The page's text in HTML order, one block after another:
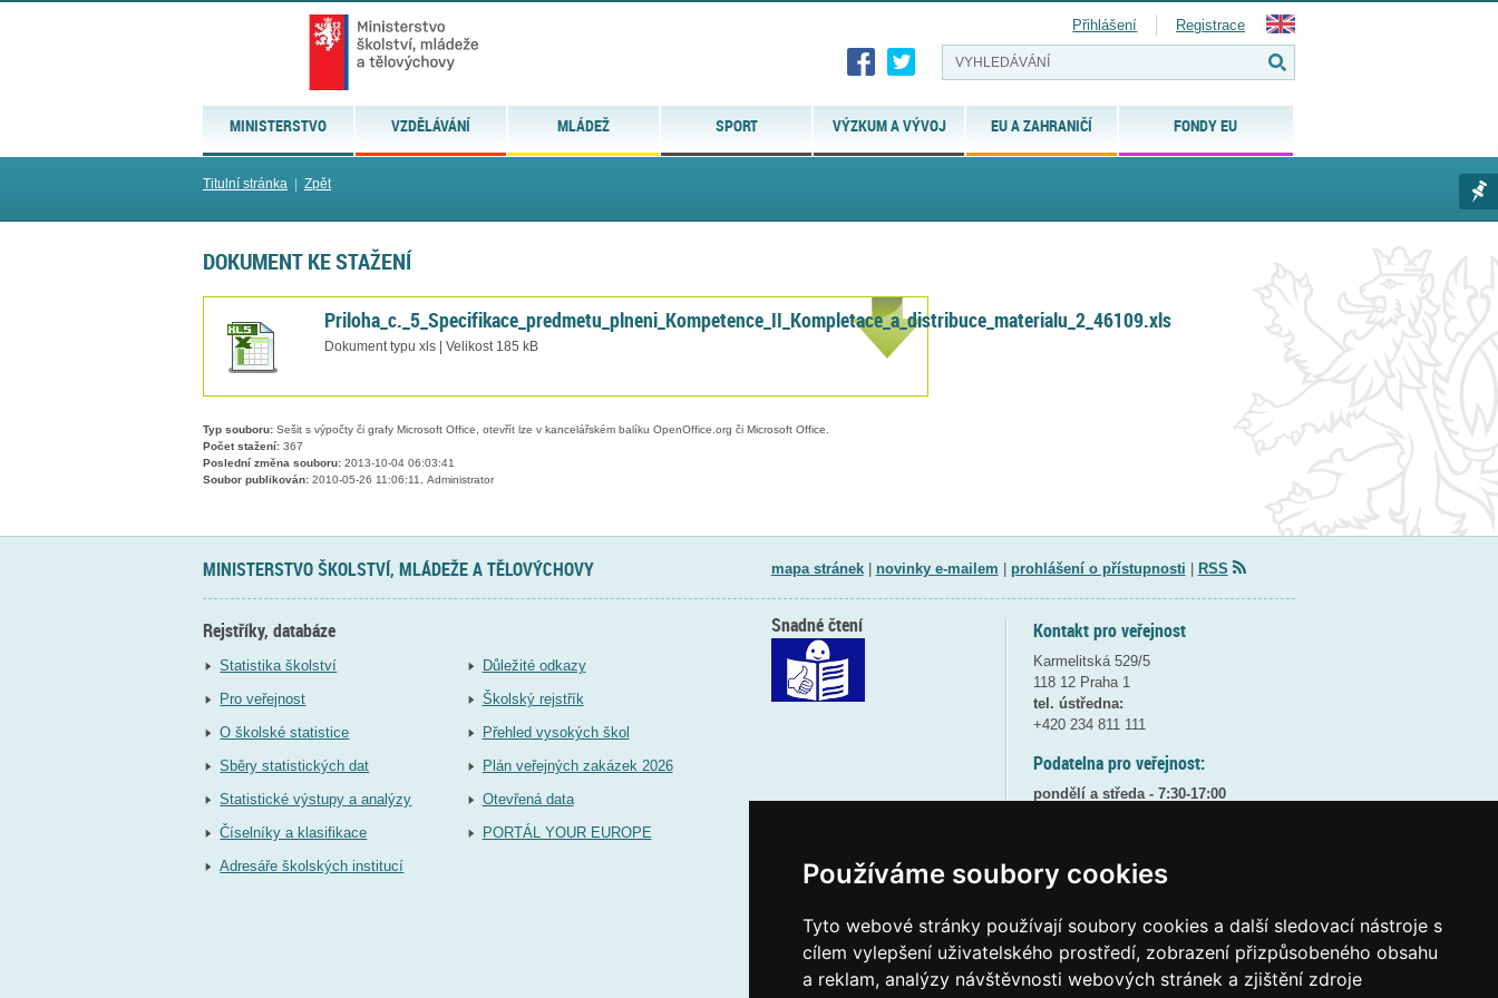
Používáme soubory cookies
Tyto webové stránky používají soubory cookies a další sledovací nástroje s
cílem vylepšení uživatelského prostředí, zobrazení přizpůsobeného obsahu
a reklam, analýzy návštěvnosti webových stránek a zjištění zdroje
MINISTERSTVO VZDĚLÁVÁNÍ MLÁDEŽ SPORT VÝZKUM A VÝVOJ EU A ZAHRANIČÍ FONDY EU
Přihlášení Registrace
Titulní stránka Zpět
DOKUMENT KE STAŽENÍ
Priloha_c._5_Specifikace_predmetu_plneni_Kompetence_II_Kompletace_a_distribuce_materialu_2_46109.xls
Dokument typu xls | Velikost 185 kB
Typ souboru: Sešit s výpočty či grafy Microsoft Office, otevřít lze v kancelářském balíku OpenOffice.org či Microsoft Office.
Počet stažení: 367
Poslední změna souboru: 2013-10-04 06:03:41
Soubor publikován: 2010-05-26 11:06:11, Administrator
MINISTERSTVO ŠKOLSTVÍ, MLÁDEŽE A TĚLOVÝCHOVY mapa stránek| novinky e-mailem prohlášení o přístupnosti RSS
Rejstříky, databáze
Statistika školství
Pro veřejnost
O školské statistice
Sběry statistických dat
Statistické výstupy a analýzy
Číselníky a klasifikace
Adresáře školských institucí
Důležité odkazy
Školský rejstřík
Přehled vysokých škol
Plán veřejných zakázek 2026
Otevřená data
PORTÁL YOUR EUROPE
Kontakt pro veřejnost
Karmelitská 529/5
118 12 Praha 1
tel. ústředna:
+420 234 811 111
Podatelna pro veřejnost:
pondělí a středa - 7:30-17:00
8:30 - 9:30 - bezpečnostní přestávka
Elektronická podatelna:
posta@msmtgov cz
Snadné čtení